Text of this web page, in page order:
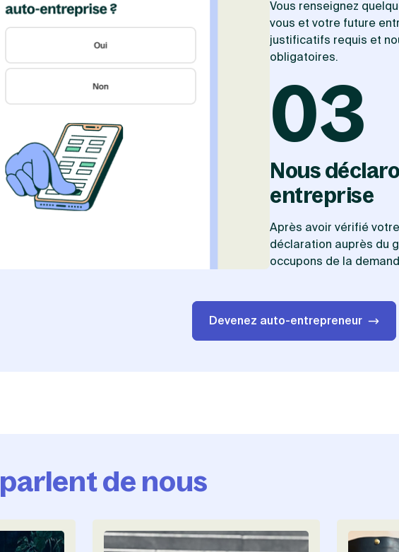
Vous renseignez
vous et votre future
justificatifs requis et
obligatoires.
03
Nous
entreprise
Après avoir vérifié
déclaration auprès du
occupons de la
Devenez auto-entrepreneur
parlent de nous